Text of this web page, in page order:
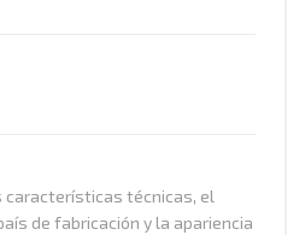
características técnicas, el
de fabricación y la apariencia